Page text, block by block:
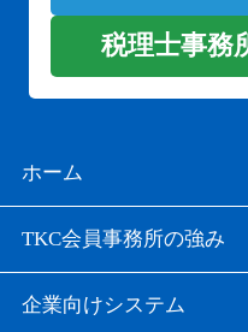
税理士事務
ホーム
TKC会員事務所の強み
企業向けシステム